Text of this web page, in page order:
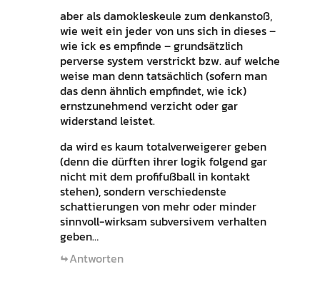
aber als damokleskeule zum denkanstoß,
wie weit ein jeder von uns sich in dieses –
wie ick es empfinde – grundsätzlich
perverse system verstrickt bzw. auf welche
weise man denn tatsächlich (sofern man
das denn ähnlich empfindet, wie ick)
ernstzunehmend verzicht oder gar
widerstand leistet.
da wird es kaum totalverweigerer geben
(denn die dürften ihrer logik folgend gar
nicht mit dem profifußball in kontakt
stehen), sondern verschiedenste
schattierungen von mehr oder minder
sinnvoll-wirksam subversivem verhalten
geben…
Antworten